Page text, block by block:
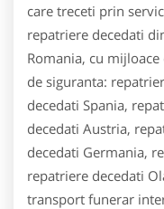
care treceti prin
repatriere decedati
Romania, cu
de siguranta:
decedati Spania,
decedati Austria,
decedati Germania,
repatriere decedati
transport funerar